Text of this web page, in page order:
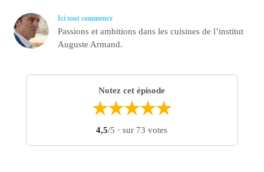
Ici tout commence
Passions et ambitions dans les cuisines de l’institut
Auguste Armand.
Notez cet épisode
★★★★★
4,5/5 · sur 73 votes